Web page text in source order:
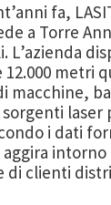
fa,
a Torre
L’azienda
metri
macchine,
laser
i dati
intorno
di clienti